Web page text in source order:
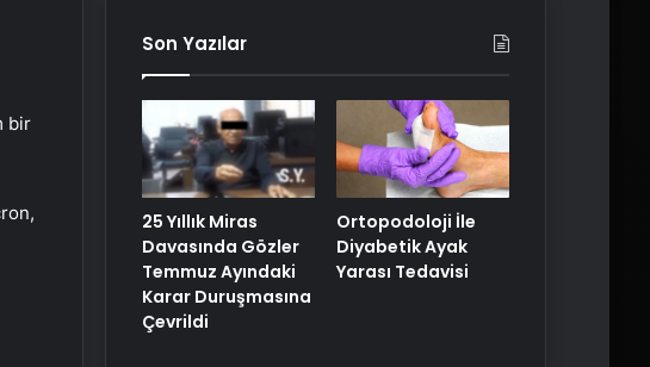
bir
Son Yazılar
25 Yıllık Miras
Davasında Gözler
Temmuz Ayındaki
Karar Duruşmasına
Çevrildi
Ortopodoloji İle
Diyabetik Ayak
Yarası Tedavisi